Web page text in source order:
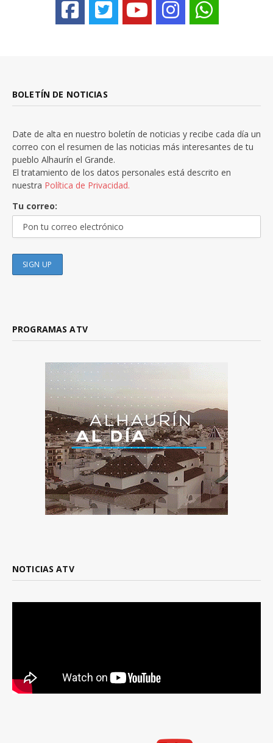
BOLETÍN DE NOTICIAS
Date de alta en nuestro boletín de noticias y recibe cada día un
correo con el resumen de las noticias más interesantes de tu
pueblo Alhaurín el Grande.
El tratamiento de los datos personales está descrito en
nuestra Política de Privacidad.
Tu correo:
PROGRAMAS ATV
NOTICIAS ATV